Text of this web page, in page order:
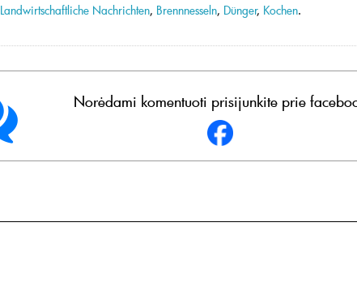
Landwirtschaftliche Nachrichten, Brennnesseln, Dünger, Kochen.
Norėdami komentuoti prisijunkite prie